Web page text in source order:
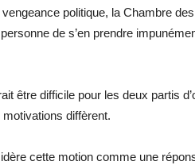
politique, la Chambre
de s’en prendre
être difficile pour les deux partis
diffèrent.
cette motion comme une